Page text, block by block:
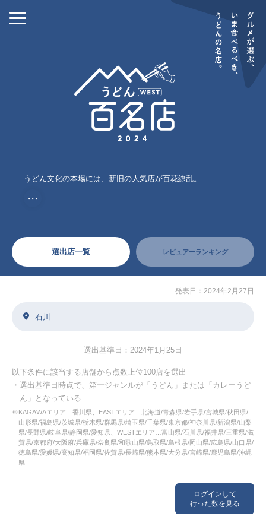
うどん文化の本場には、新旧の人気店が百花繚乱。
・・・
選出店一覧 レビュアーランキング
ログインして
行った数を見る
発表日：2024年2月27日
石川
選出基準日：2024年1月25日
以下条件に該当する店舗から点数上位100店を選出
・選出基準日時点で、第一ジャンルが「うどん」または「カレーうど
ん」となっている
※KAGAWAエリア…香川県、EASTエリア…北海道/青森県/岩手県/宮城県/秋田県/
山形県/福島県/茨城県/栃木県/群馬県/埼玉県/千葉県/東京都/神奈川県/新潟県/山梨
県/長野県/岐阜県/静岡県/愛知県、WESTエリア…富山県/石川県/福井県/三重県/滋
賀県/京都府/大阪府/兵庫県/奈良県/和歌山県/鳥取県/島根県/岡山県/広島県/山口県/
徳島県/愛媛県/高知県/福岡県/佐賀県/長崎県/熊本県/大分県/宮崎県/鹿児島県/沖縄
県